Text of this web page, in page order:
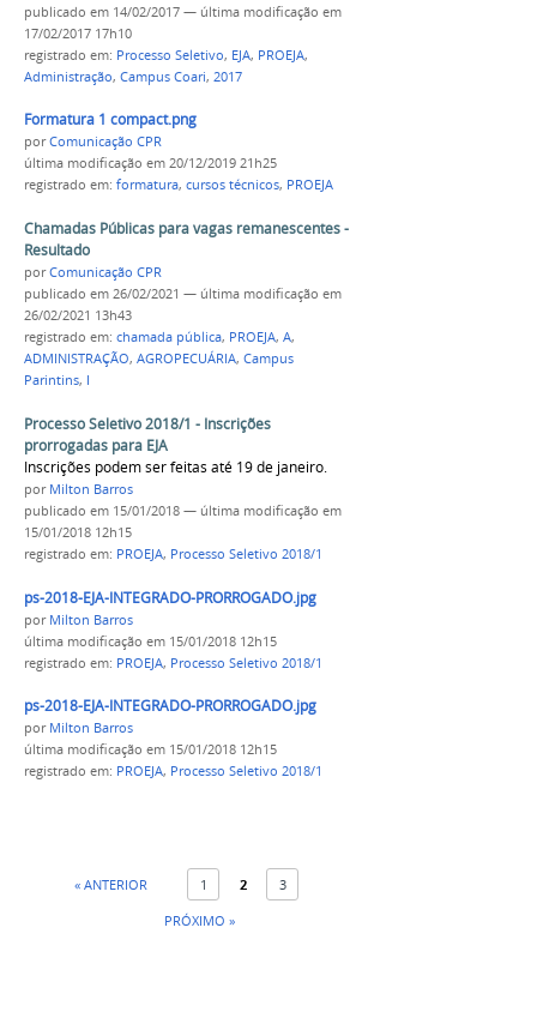
publicado em 14/02/2017 — última modificação em
17/02/2017 17h10
registrado em: Processo Seletivo, EJA, PROEJA,
Administração, Campus Coari, 2017
Formatura 1 compact.png
porComunicação CPR
última modificação em 20/12/2019 21h25
registrado em: formatura, cursos técnicos, PROEJA
Chamadas Públicas para vagas remanescentes -
Resultado
porComunicação CPR
publicado em 26/02/2021 — última modificação em
26/02/2021 13h43
registrado em: chamada pública, PROEJA, A,
ADMINISTRAÇÃO, AGROPECUÁRIA, Campus
Parintins, I
Processo Seletivo 2018/1 - Inscrições
prorrogadas para EJA
Inscrições podem ser feitas até 19 de janeiro.
por Milton Barros
publicado em 15/01/2018 — última modificação em
15/01/2018 12h15
registrado em: PROEJA, Processo Seletivo 2018/1
ps-2018-EJA-INTEGRADO-PRORROGADO.jpg
por Milton Barros
última modificação em 15/01/2018 12h15
registrado em: PROEJA, Processo Seletivo 2018/1
ps-2018-EJA-INTEGRADO-PRORROGADO.jpg
por Milton Barros
última modificação em 15/01/2018 12h15
registrado em: PROEJA, Processo Seletivo 2018/1
« ANTERIOR 1 2
3
PRÓXIMO »